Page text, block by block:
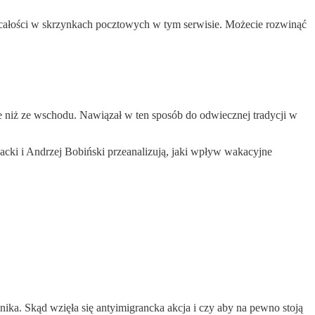
w skrzynkach pocztowych w tym serwisie. Możecie rozwinąć
ze wschodu. Nawiązał w ten sposób do odwiecznej tradycji w
i Andrzej Bobiński przeanalizują, jaki wpływ wakacyjne
Skąd wzięła się antyimigrancka akcja i czy aby na pewno stoją